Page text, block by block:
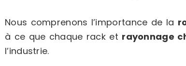
Nous comprenons l’importance de la
à ce que chaque rack et rayonnage
l’industrie.